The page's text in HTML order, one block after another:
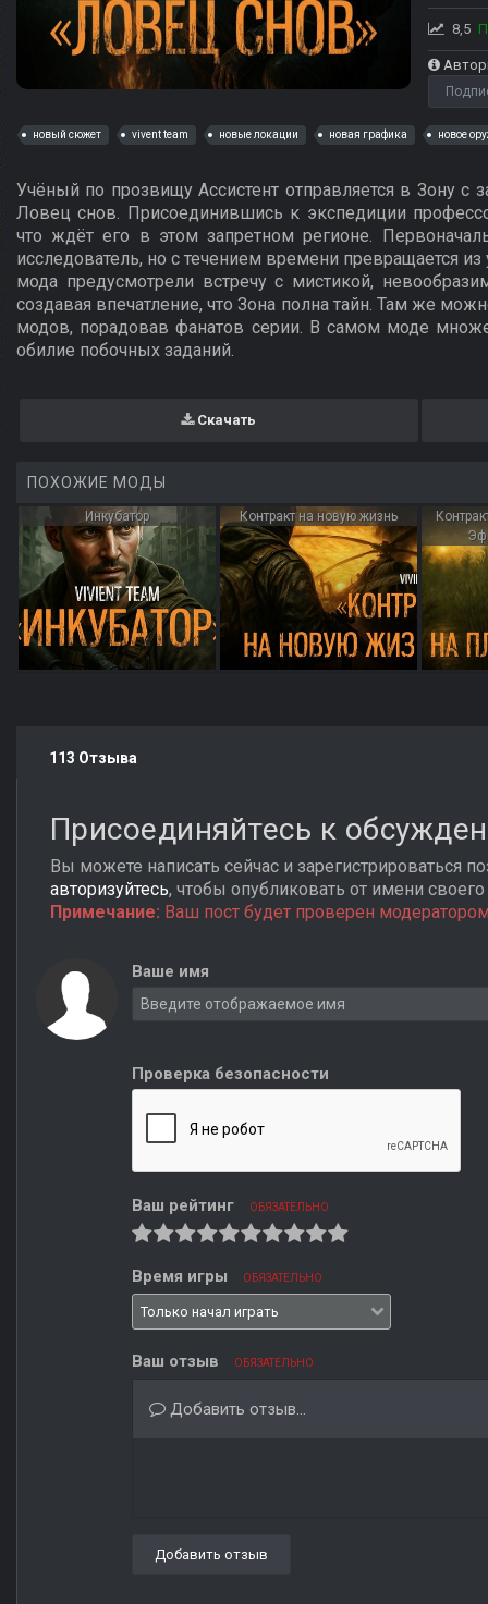
8,5
новый сюжет vivent team новые локации новая графика новое
Учёный по прозвищу Ассистент отправляется в Зону с
Ловец снов. Присоединившись к экспедиции
что ждёт его в этом запретном регионе.
исследователь, но с течением времени превращается
мода предусмотрели встречу с мистикой,
создавая впечатление, что Зона полна тайн. Там же
модов, порадовав фанатов серии. В самом моде
обилие побочных заданий.
Скачать
ПОХОЖИЕ МОДЫ
Инкубатор Контракт на новую жизнь
113 Отзыва
Присоединяйтесь к
Вы можете написать сейчас и зарегистрироваться
авторизуйтесь, чтобы опубликовать от имени своего
Примечание: Ваш пост будет проверен
Ваше имя
Проверка безопасности
Ваш рейтинг ОБЯЗАТЕЛЬНО
Время игры ОБЯЗАТЕЛЬНО
Ваш отзыв ОБЯЗАТЕЛЬНО
Добавить отзыв...
Добавить отзыв